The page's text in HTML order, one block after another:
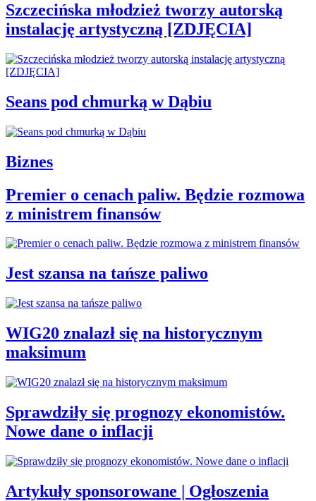
Szczecińska młodzież tworzy autorską
instalację artystyczną [ZDJĘCIA]
Seans pod chmurką w Dąbiu
Biznes
Premier o cenach paliw. Będzie rozmowa
z ministrem finansów
Jest szansa na tańsze paliwo
WIG20 znalazł się na historycznym
maksimum
Sprawdziły się prognozy ekonomistów.
Nowe dane o inflacji
Artykuły sponsorowane | Ogłoszenia